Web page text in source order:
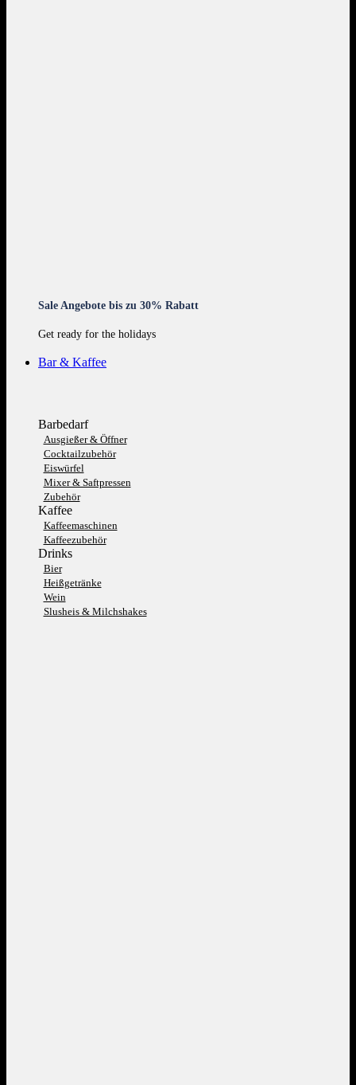
Sale Angebote bis zu 30% Rabatt
Get ready for the holidays
Bar & Kaffee
Barbedarf
Ausgießer & Öffner
Cocktailzubehör
Eiswürfel
Mixer & Saftpressen
Zubehör
Kaffee
Kaffeemaschinen
Kaffeezubehör
Drinks
Bier
Heißgetränke
Wein
Slusheis & Milchshakes